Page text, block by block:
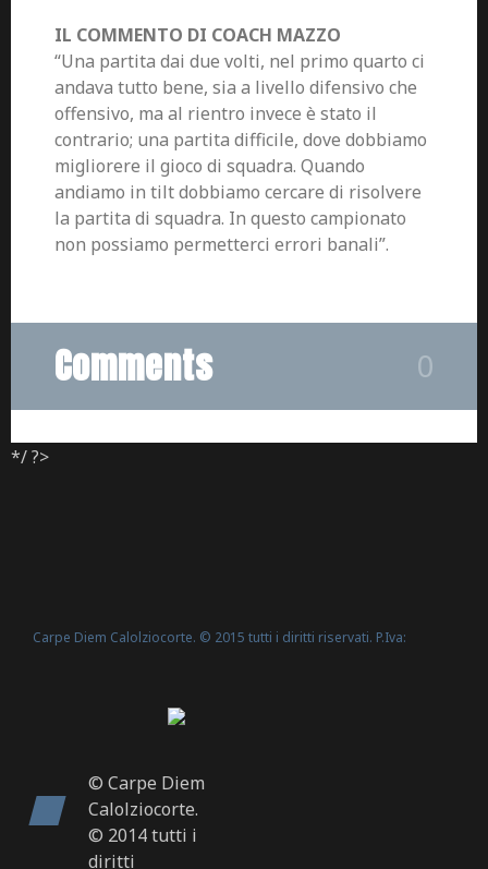
IL COMMENTO DI COACH MAZZO
“Una partita dai due volti, nel primo quarto ci
andava tutto bene, sia a livello difensivo che
offensivo, ma al rientro invece è stato il
contrario; una partita difficile, dove dobbiamo
migliorere il gioco di squadra. Quando
andiamo in tilt dobbiamo cercare di risolvere
la partita di squadra. In questo campionato
non possiamo permetterci errori banali”.
Comments 0
*/ ?>
Carpe Diem Calolziocorte. © 2015 tutti i diritti riservati. P.Iva:
© Carpe Diem
Calolziocorte.
© 2014 tutti i
diritti